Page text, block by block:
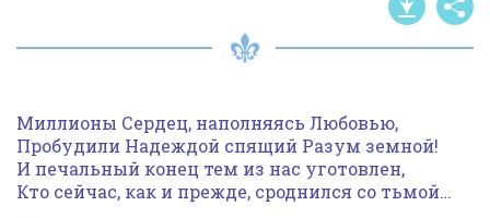
Миллионы Сердец, наполняясь Любовью,
Пробудили Надеждой спящий Разум земной!
И печальный конец тем из нас уготовлен,
Кто сейчас, как и прежде, сроднился со тьмой…